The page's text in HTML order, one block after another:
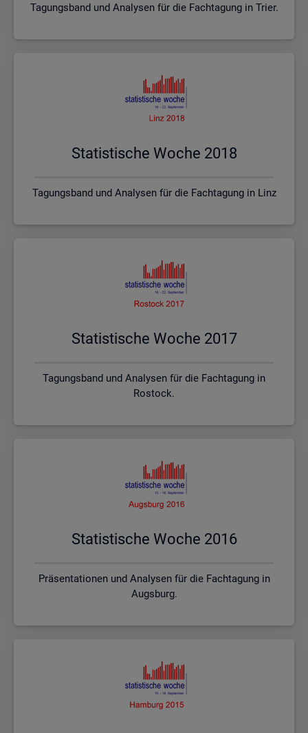
Tagungsband und Analysen für die Fachtagung in Trier.
Sta­tis­ti­sche Woche 2018
Tagungsband und Analysen für die Fachtagung in Linz
Sta­tis­ti­sche Woche 2017
Tagungsband und Analysen für die Fachtagung in
Rostock.
Sta­tis­ti­sche Woche 2016
Präsentationen und Analysen für die Fachtagung in
Augsburg.